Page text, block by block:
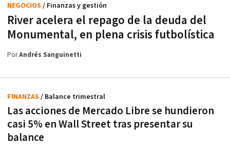
River acelera el repago de la deuda del
Monumental, en plena crisis futbolística
NEGOCIOS / Finanzas y gestión
PorAndrés Sanguinetti
Las acciones de Mercado Libre se hundieron
casi 5% en Wall Street tras presentar su
balance
FINANZAS / Balance trimestral